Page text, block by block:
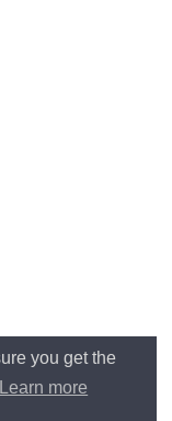
you get the
Learn more